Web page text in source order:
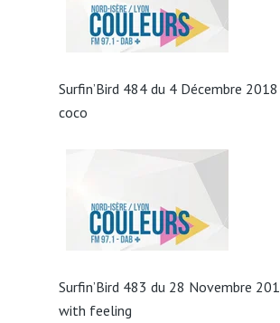
Surfin’Bird 484 du 4 Décembre 2018
coco
Surfin’Bird 483 du 28 Novembre
with feeling